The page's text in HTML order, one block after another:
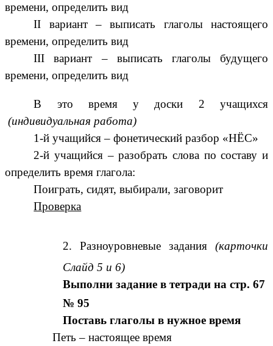
времени, определить вид
II вариант – выписать глаголы настоящего
времени, определить вид
III вариант – выписать глаголы будущего
времени, определить вид
В это время у доски 2 учащихся
(индивидуальная работа)
1-й учащийся – фонетический разбор «НЁС»
2-й учащийся – разобрать слова по составу и
определить время глагола:
Поиграть, сидят, выбирали, заговорит
Проверка
Разноуровневые задания (карточки
Слайд 5 и 6)
Выполни задание в тетради на стр. 67
№ 95
Поставь глаголы в нужное время
Петь – настоящее время